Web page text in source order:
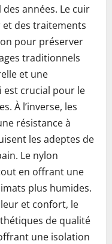
années. Le cuir
des traitements
pour préserver
traditionnels
et une
est crucial pour le
À l’inverse, les
résistance à
les adeptes de
Le nylon
en offrant une
plus humides.
et confort, le
de qualité
une isolation